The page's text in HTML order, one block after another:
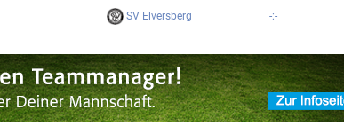
SV Elversberg -:-